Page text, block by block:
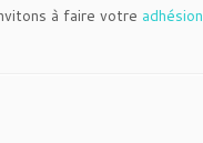
à faire votre adhésion